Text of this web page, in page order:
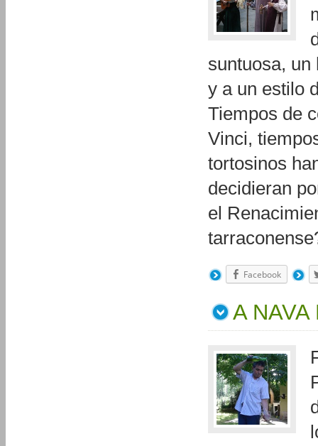
suntuosa,
y a un estilo
Tiempos de
Vinci,
tortosinos
decidieran
el
Facebook
A NAVA